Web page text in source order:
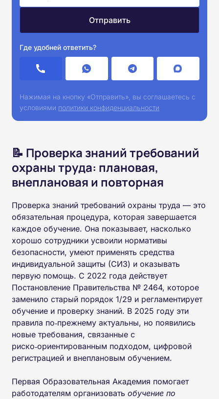
Где удобней ответить?
Нажимая на кнопку «Отправить», вы соглашаетесь с
условиями политики конфиденциальности
📝 Проверка знаний требований
охраны труда: плановая,
внеплановая и повторная
Проверка знаний требований охраны труда — это
обязательная процедура, которая завершается
каждое обучение. Она показывает, насколько
хорошо сотрудники усвоили нормативы
безопасности, умеют применять средства
индивидуальной защиты (СИЗ) и оказывать
первую помощь. С 2022 года действует
Постановление Правительства № 2464, которое
заменило старый порядок 1/29 и регламентирует
обучение и проверку знаний. В 2025 году эти
правила по‑прежнему актуальны, но появились
новые требования, связанные с
риско‑ориентированным подходом, цифровой
регистрацией и внеплановым обучением.
Первая Образовательная Академия помогает
работодателям организовать обучение по